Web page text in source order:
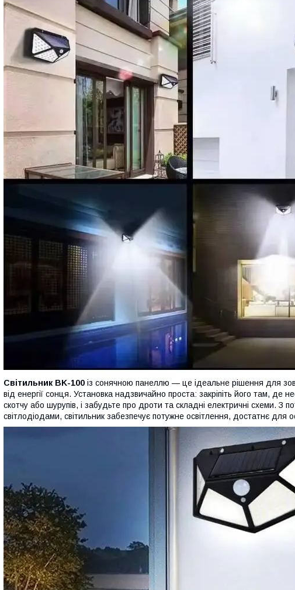
Світильник BK-100 із сонячною панеллю — це ідеальне рішення для
від енергії сонця. Установка надзвичайно проста: закріпіть його там, де
скотчу або шурупів, і забудьте про дроти та складні електричні схеми. З
світлодіодами, світильник забезпечує потужне освітлення, достатнє для